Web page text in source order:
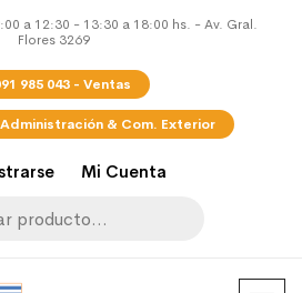
a 12:30 - 13:30 a 18:00 hs. - Av. Gral.
Flores 3269
985 043 - Ventas
Administración & Com. Exterior
Mi Cuenta